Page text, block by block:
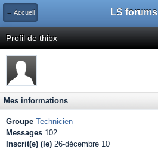
← Accueil LS forums
Profil de thibx
Mes informations
Groupe Technicien
Messages 102
Inscrit(e) (le) 26-décembre 10